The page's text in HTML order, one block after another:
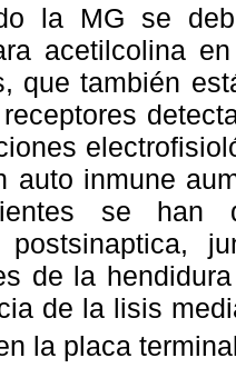
la MG se
acetilcolina
que también
auto inmune
se han
postsinaptica,
de la
de la lisis
la placa